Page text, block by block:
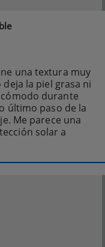
una textura muy
la piel grasa ni
durante
último paso de la
Me parece una
solar a